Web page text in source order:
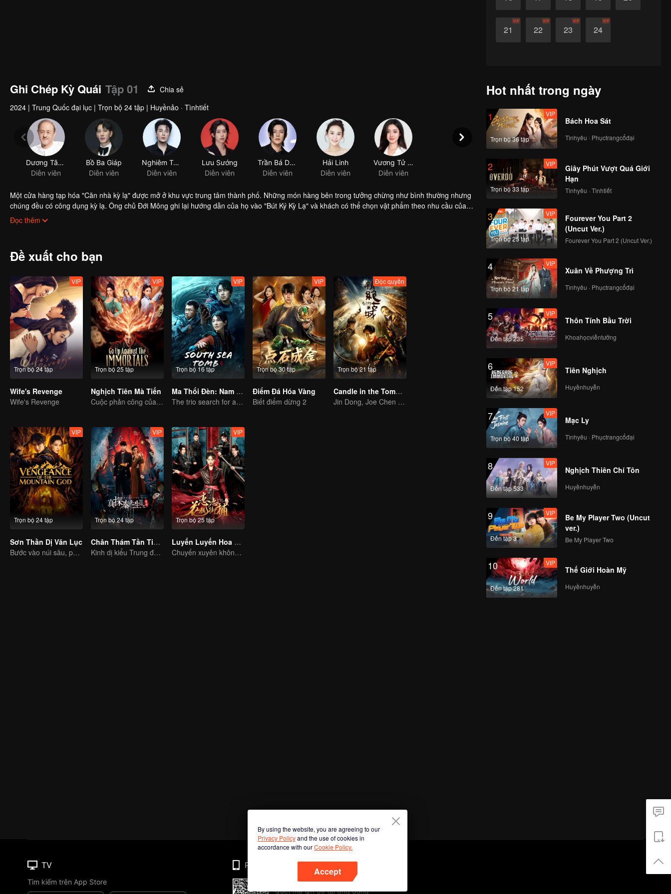
21
VIP
22
VIP
23
VIP
24
VIP
Ghi Chép Kỳ Quái Tập 01
Chia sẻ
2024 | Trung Quốc đại lục | Trọn bộ 24 tập | Huyềnảo · Tìnhtiết
Dương Tân Minh
Diễn viên
Bồ Ba Giáp
Diễn viên
Nghiêm Tử Hiền
Diễn viên
Lưu Sướng
Diễn viên
Trần Bá Dung
Diễn viên
Hải Linh
Diễn viên
Vương Tử Vy
Diễn viên
Một cửa hàng tạp hóa "Căn nhà kỳ lạ" được mở ở khu vực trung tâm thành phố. Những món hàng bên trong tưởng chừng như bình thường nhưng
chúng đều có công dụng kỳ lạ. Ông chủ Đới Mông ghi lại hướng dẫn của họ vào "Bút Ký Kỳ Lạ" và khách có thể chọn vật phẩm theo nhu cầu của
mình. Tất cả mọi loại người đến với "Căn nhà kỳ lạ" đều gặp phải những khó khăn của riêng mình và muốn tìm cách thoát khỏi tình trạng khó khăn,
nhưng cuối cùng họ luôn nhận ra rằng giải pháp cho vấn đề không phải là những cửa hàng tạp hóa kỳ lạ này mà là tình yêu và niềm tin của họ
Đọc thêm
Đề xuất cho bạn
Trọn bộ 24 tập
VIP
Wife's Revenge
Wife's Revenge
Trọn bộ 25 tập
VIP
Nghịch Tiên Mà Tiến
Cuộc phản công của thiếu niên nghèo giết tiên đầy ly kỳ
Trọn bộ 16 tập
VIP
Ma Thổi Đèn: Nam Hải Quy Hư
The trio search for a national treasure in the sea
Trọn bộ 30 tập
VIP
Điểm Đá Hóa Vàng
Biết điểm dừng 2
Trọn bộ 21 tập
Độc quyền
Candle in the Tomb: the Ancient City of Jingjue
Jin Dong, Joe Chen unlock an adventure in the tomb
Trọn bộ 24 tập
VIP
Sơn Thần Dị Văn Lục
Bước vào núi sâu, phá giải cảnh giới quỷ dị
Trọn bộ 24 tập
VIP
Chân Thám Tần Tiên Sinh: Mị Tướng
Kinh dị kiểu Trung đang đến! Khảo nghiệm một trái tim mạnh mẽ
Trọn bộ 25 tập
VIP
Luyến Luyến Hoa Nhan Ngự Bổ
Chuyến xuyên không của cô gái theo đuổi bốn chàng đẹp trai
Hot nhất trong ngày
1
Trọn bộ 36 tập
VIP
Bách Hoa Sát
Tìnhyêu · Phụctrangcổđại
2
Trọn bộ 33 tập
VIP
Giây Phút Vượt Quá Giới
Hạn
Tìnhyêu · Tìnhtiết
3
Trọn bộ 25 tập
VIP
Fourever You Part 2
(Uncut Ver.)
Fourever You Part 2 (Uncut Ver.)
4
Trọn bộ 21 tập
VIP
Xuân Về Phượng Trì
Tìnhyêu · Phụctrangcổđại
5
Đến tập 235
VIP
Thôn Tính Bầu Trời
Khoahọcviễntưởng
6
Đến tập 152
VIP
Tiên Nghịch
Huyềnhuyễn
7
Trọn bộ 40 tập
VIP
Mạc Ly
Tìnhyêu · Phụctrangcổđại
8
Đến tập 533
VIP
Nghịch Thiên Chí Tôn
Huyềnhuyễn
9
Đến tập 3
VIP
Be My Player Two (Uncut
ver.)
Be My Player Two
10
Đến tập 281
VIP
Thế Giới Hoàn Mỹ
Huyềnhuyễn
By using the website, you are agreeing to our
Privacy Policyand the use of cookies in
accordance with ourCookie Policy.
Accept
TV
Tìm kiếm trên App Store
Phone
Quét mã QR để tải ứng dụng